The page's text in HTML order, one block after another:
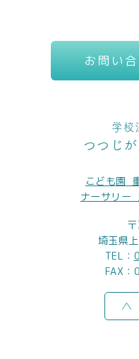
お問い
学校
つつじ
こども園_
ナーサリー
埼玉県
TEL：
FAX